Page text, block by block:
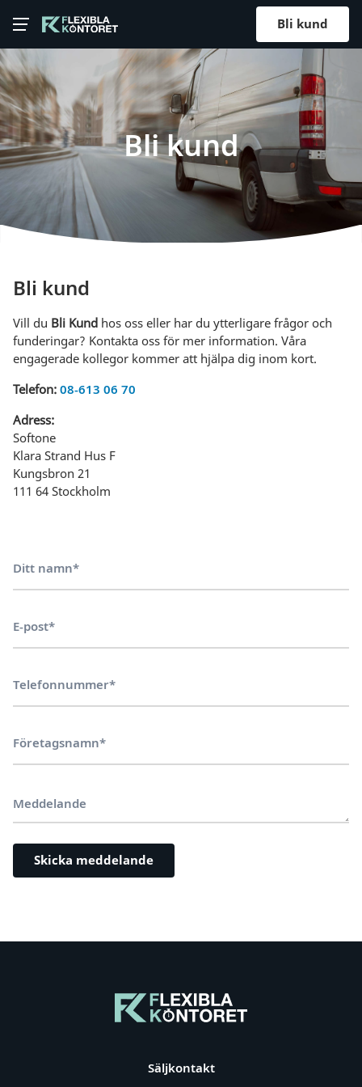
Bli kund
Bli kund
Bli kund
Vill du Bli Kund hos oss eller har du ytterligare frågor och
funderingar? Kontakta oss för mer information. Våra
engagerade kollegor kommer att hjälpa dig inom kort.
Telefon: 08-613 06 70
Adress:
Softone
Klara Strand Hus F
Kungsbron 21
111 64 Stockholm
Ditt namn*
E-post*
Telefonnummer*
Företagsnamn*
Meddelande
Säljkontakt